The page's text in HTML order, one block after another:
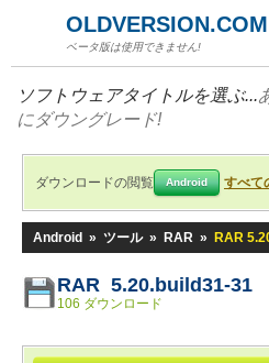
OLDVERSION.COM
ベータ版は使用できません!
ソフトウェアタイトルを選ぶ...
にダウングレード!
ダウンロードの閲覧 Android すべて
Android » ツール » RAR » RAR
RAR 5.20.build31-31
106 ダウンロード